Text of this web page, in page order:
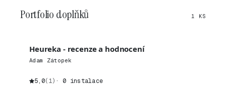
Portfolio doplňků 1 KS
Heureka - recenze a hodnocení
Adam Zátopek
5,0(1) · 0 instalace